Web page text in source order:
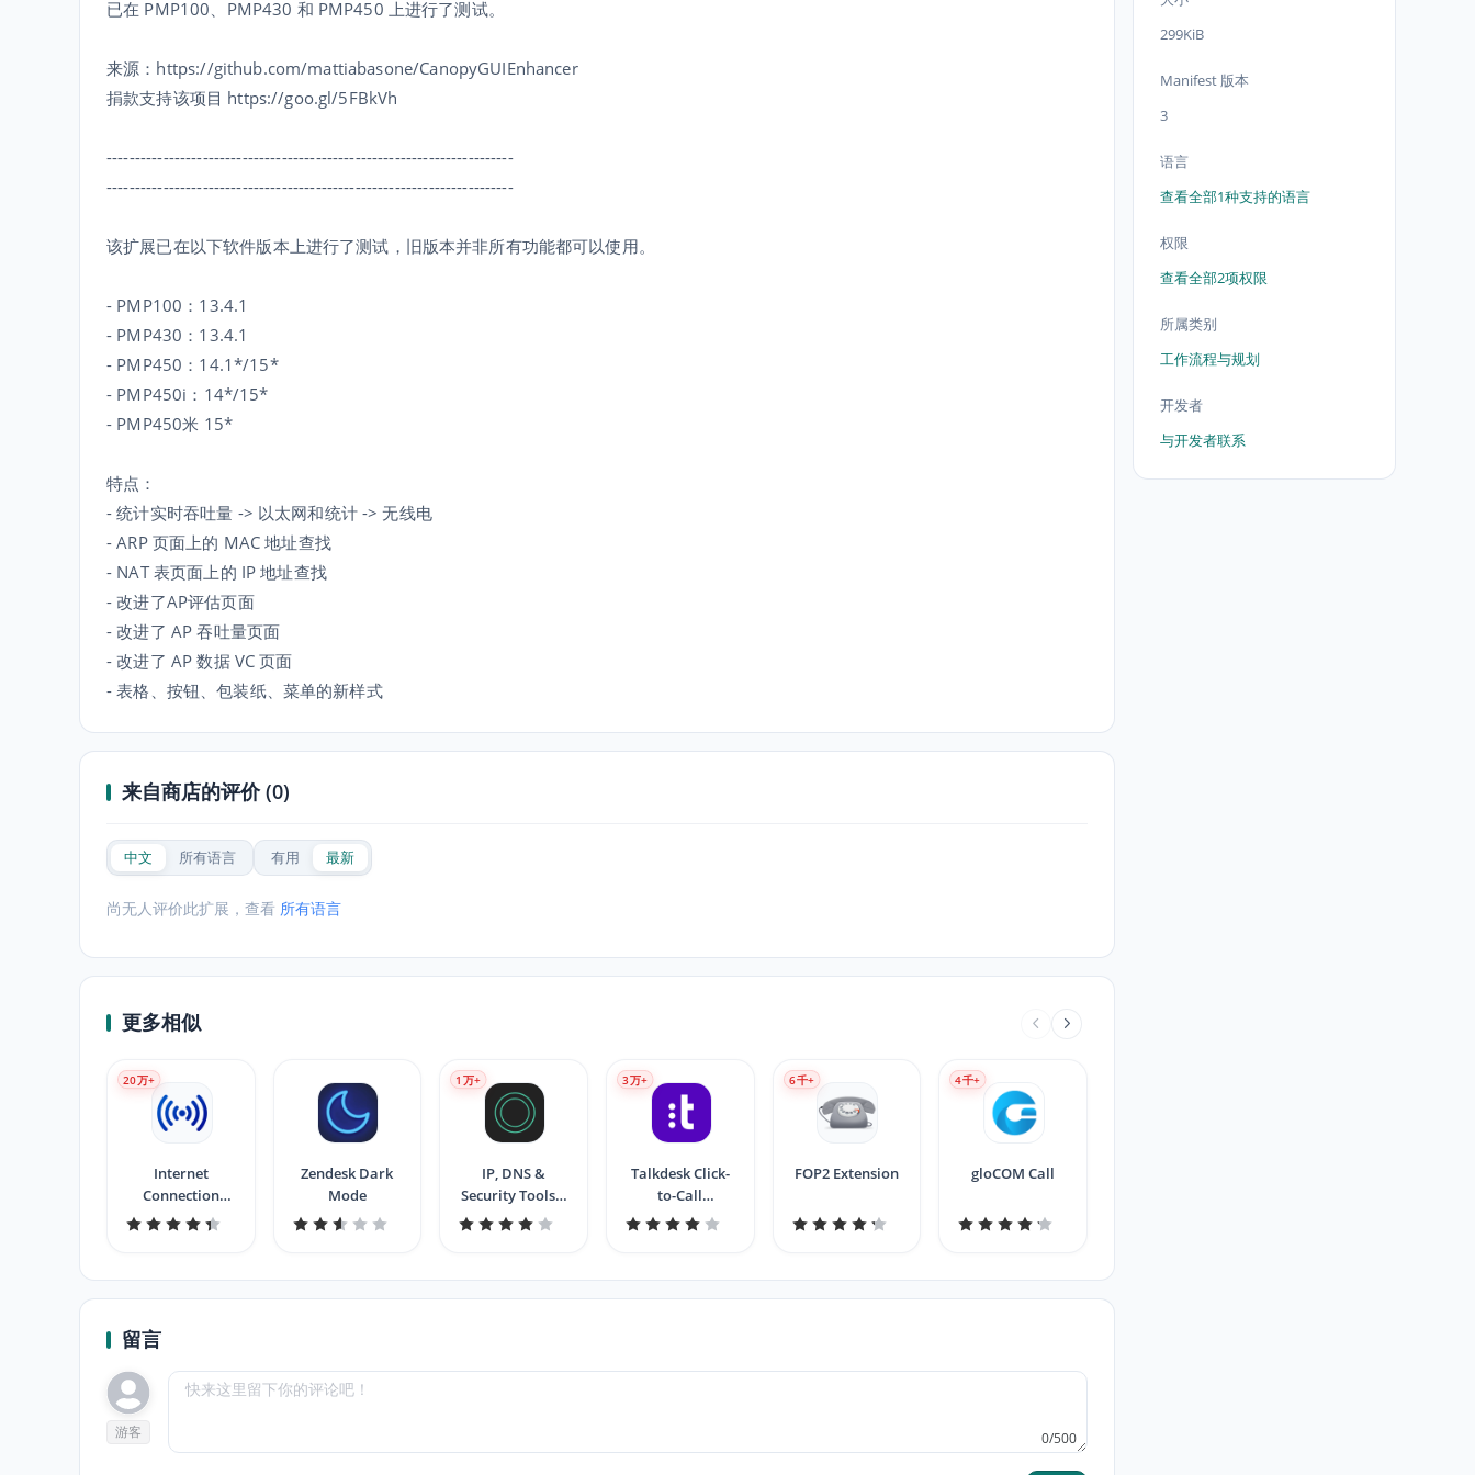
已在 PMP100、PMP430 和 PMP450 上进行了测试。
来源：https://github.com/mattiabasone/CanopyGUIEnhancer
捐款支持该项目 https://goo.gl/5FBkVh
------------------------------------------------------------------------
------------------------------------------------------------------------
该扩展已在以下软件版本上进行了测试，旧版本并非所有功能都可以使用。
- PMP100：13.4.1
- PMP430：13.4.1
- PMP450：14.1*/15*
- PMP450i：14*/15*
- PMP450米 15*
特点：
- 统计实时吞吐量 -> 以太网和统计 -> 无线电
- ARP 页面上的 MAC 地址查找
- NAT 表页面上的 IP 地址查找
- 改进了AP评估页面
- 改进了 AP 吞吐量页面
- 改进了 AP 数据 VC 页面
- 表格、按钮、包装纸、菜单的新样式
来自商店的评价 (0)
中文 所有语言 有用 最新
尚无人评价此扩展，查看 所有语言
更多相似
Internet
Connection
Monitor
20万+
Zendesk Dark
Mode
IP, DNS &
Security Tools |
HackerTarget.com
1 万+
Talkdesk Click-
to-Call
Extension
3万+
FOP2 Extension
6千+
gloCOM Call
4千+
留言
游客 0/500
299KiB
Manifest 版本
3
语言
查看全部1种支持的语言
权限
查看全部2项权限
所属类别
工作流程与规划
开发者
与开发者联系